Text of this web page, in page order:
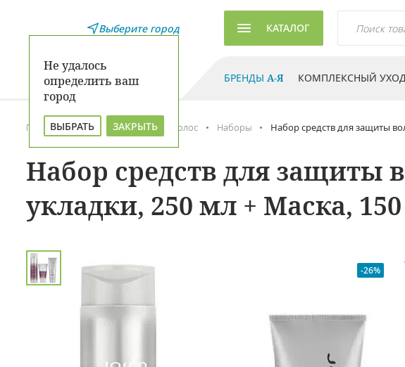
Выберите город
Не удалось
определить ваш
город
ВЫБРАТЬ ЗАКРЫТЬ
КАТАЛОГ
БРЕНДЫ А-Я КОМПЛЕКСНЫЙ УХОД
Главная Каталог Уход для волос Наборы Набор средств для защиты
Набор средств для защиты
укладки, 250 мл + Маска,
-26%